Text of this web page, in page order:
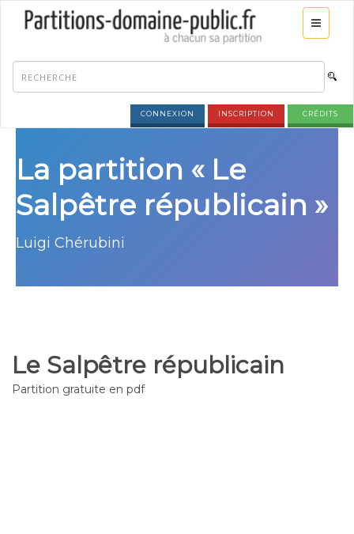
CONNEXION INSCRIPTION CRÉDITS
La partition « Le
Salpêtre républicain »
Luigi Chérubini
Le Salpêtre républicain
Partition gratuite en pdf